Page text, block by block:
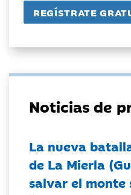
Noticias de
La nueva
de La Mierla
salvar el monte